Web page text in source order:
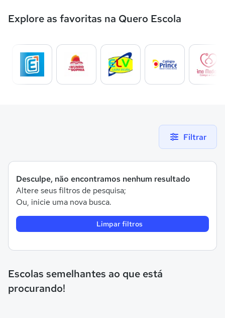
Explore as favoritas na Quero Escola
Filtrar
Desculpe, não encontramos nenhum resultado
Altere seus filtros de pesquisa;
Ou, inicie uma nova busca.
Limpar filtros
Escolas semelhantes ao que está
procurando!